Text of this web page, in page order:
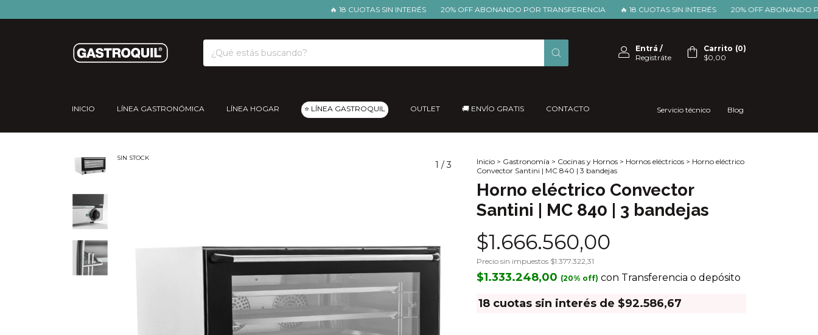
🔥 18 CUOTAS SIN INTERÉS 20% OFF ABONANDO POR TRANSFERENCIA 🔥 18 CUOTAS SIN INTERÉS 20% OFF ABONANDO POR
Entrá /
Registráte
Carrito (0)
$0,00
INICIO LÍNEA GASTRONÓMICA LÍNEA HOGAR ⭐ LÍNEA GASTROQUIL OUTLET 🚚 ENVÍO GRATIS CONTACTO Servicio técnico Blog
SIN STOCK
1 /3 Inicio > Gastronomía > Cocinas y Hornos > Hornos eléctricos > Horno eléctrico
Convector Santini | MC 840 | 3 bandejas
Horno eléctrico Convector
Santini | MC 840 | 3 bandejas
$1.666.560,00
Precio sin impuestos $1.377.322,31
$1.333.248,00 con Transferencia o depósito
18 cuotas sin interés de $92.586,67